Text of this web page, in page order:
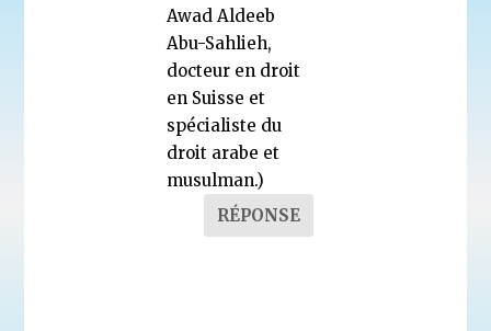
Awad Aldeeb
Abu-Sahlieh,
docteur en droit
en Suisse et
spécialiste du
droit arabe et
musulman.)
RÉPONSE